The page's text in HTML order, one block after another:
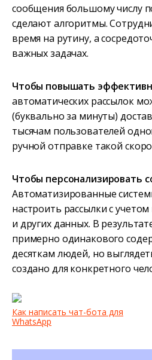
сообщения большому числу
сделают алгоритмы.
время на рутину, а
важных задачах.
Чтобы повышать
автоматических рассылок
(буквально за минуты)
тысячам пользователей
ручной отправке такой
Чтобы персонализировать
Автоматизированные
настроить рассылки с
и других данных. В
примерно одинакового
десяткам людей, но
создано для конкретного
Как написать чат-бота для
WhatsApp